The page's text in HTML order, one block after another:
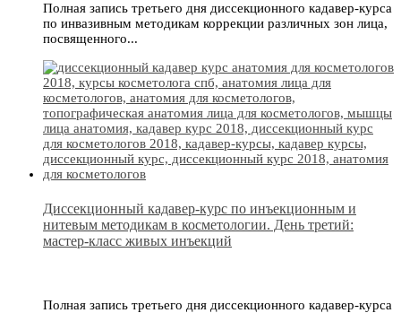
Полная запись третьего дня диссекционного кадавер-курса
по инвазивным методикам коррекции различных зон лица,
посвященного...
Диссекционный кадавер-курс по инъекционным и
нитевым методикам в косметологии. День третий:
мастер-класс живых инъекций
Полная запись третьего дня диссекционного кадавер-курса